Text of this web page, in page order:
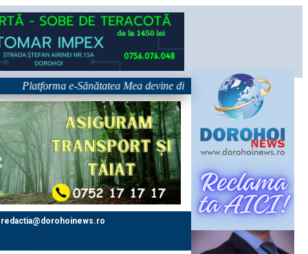
e-Sănătatea Mea devine disponibilă pe 1 septembrie:
redactia@dorohoinews.ro